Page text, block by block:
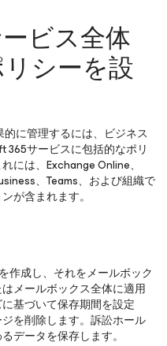
ビス全体
シーを設
に管理するには、ビジネス
サービスに包括的なポリ
には、Exchange Online、
、Teams、および組織で
が含まれます。
作成し、それをメールボック
メールボックス全体に適用
基づいて保存期間を設定
を削除します。訴訟ホール
データを保存します。